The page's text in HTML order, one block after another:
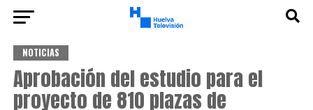
NOTICIAS
Aprobación del estudio para el
proyecto de 810 plazas de